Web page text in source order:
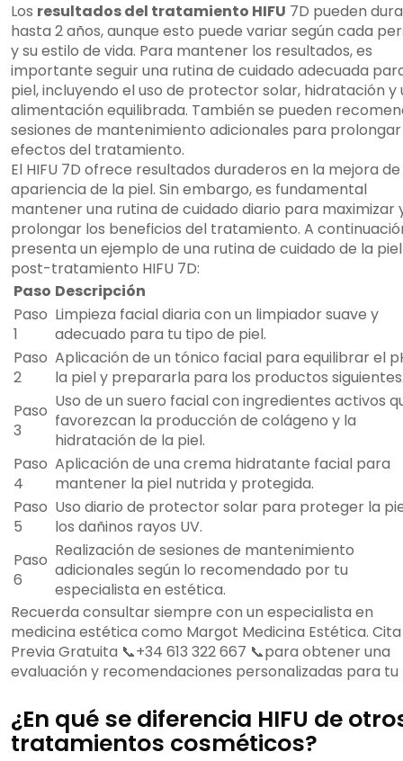
Los resultados del tratamiento HIFU 7D pueden
hasta 2 años, aunque esto puede variar según cada
y su estilo de vida. Para mantener los resultados, es
importante seguir una rutina de cuidado adecuada
piel, incluyendo el uso de protector solar, hidratación y
alimentación equilibrada. También se pueden
sesiones de mantenimiento adicionales para
efectos del tratamiento.
El HIFU 7D ofrece resultados duraderos en la mejora
apariencia de la piel. Sin embargo, es fundamental
mantener una rutina de cuidado diario para maximizar
prolongar los beneficios del tratamiento. A
presenta un ejemplo de una rutina de cuidado de la piel
post-tratamiento HIFU 7D:
Paso Descripción
Paso
1
Limpieza facial diaria con un limpiador suave y
adecuado para tu tipo de piel.
Paso
2
Aplicación de un tónico facial para equilibrar el
la piel y prepararla para los productos
Paso
3
Uso de un suero facial con ingredientes activos
favorezcan la producción de colágeno y la
hidratación de la piel.
Paso
4
Aplicación de una crema hidratante facial para
mantener la piel nutrida y protegida.
Paso
5
Uso diario de protector solar para proteger la
los dañinos rayos UV.
Paso
6
Realización de sesiones de mantenimiento
adicionales según lo recomendado por tu
especialista en estética.
Recuerda consultar siempre con un especialista en
medicina estética como Margot Medicina Estética. Cita
Previa Gratuita 📞+34 613 322 667 📞para obtener una
evaluación y recomendaciones personalizadas para tu
¿En qué se diferencia HIFU de
tratamientos cosméticos?